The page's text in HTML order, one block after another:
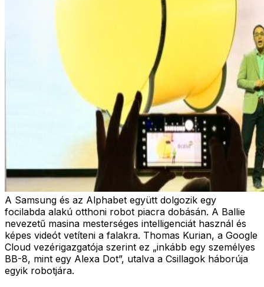
A Samsung és az Alphabet együtt dolgozik egy
focilabda alakú otthoni robot piacra dobásán. A Ballie
nevezetű masina mesterséges intelligenciát használ és
képes videót vetíteni a falakra. Thomas Kurian, a Google
Cloud vezérigazgatója szerint ez „inkább egy személyes
BB-8, mint egy Alexa Dot”, utalva a Csillagok háborúja
egyik robotjára.